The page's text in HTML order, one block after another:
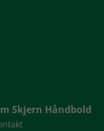
Skjern Håndbold